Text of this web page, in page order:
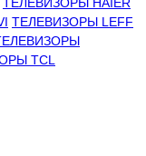
ТЕЛЕВИЗОРЫ LEFF
TCL